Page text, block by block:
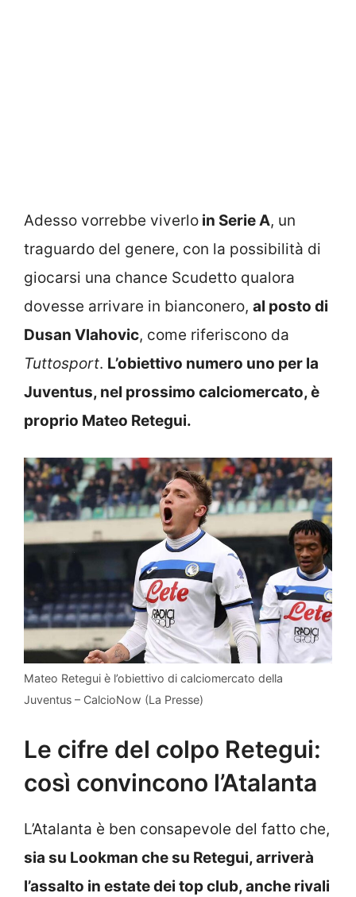
Adesso vorrebbe viverlo in Serie A, un
traguardo del genere, con la possibilità di
giocarsi una chance Scudetto qualora
dovesse arrivare in bianconero, al posto di
Dusan Vlahovic, come riferiscono da
Tuttosport. L’obiettivo numero uno per la
Juventus, nel prossimo calciomercato, è
proprio Mateo Retegui.
Mateo Retegui è l’obiettivo di calciomercato della
Juventus – CalcioNow (La Presse)
Le cifre del colpo Retegui:
così convincono l’Atalanta
L’Atalanta è ben consapevole del fatto che,
sia su Lookman che su Retegui, arriverà
l’assalto in estate dei top club, anche rivali